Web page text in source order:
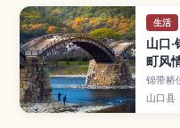
生活
山口
町风
锦带桥
造拱桥
点。
山口县